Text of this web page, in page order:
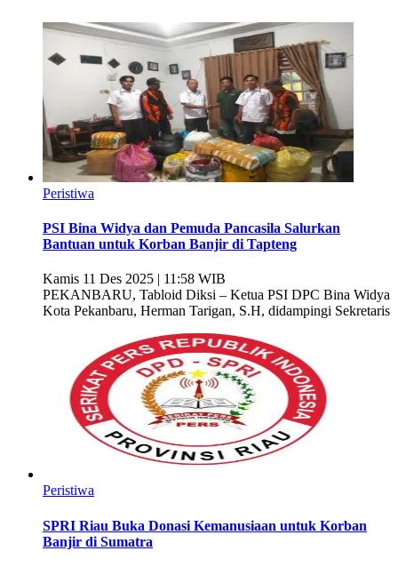
Peristiwa
PSI Bina Widya dan Pemuda Pancasila Salurkan
Bantuan untuk Korban Banjir di Tapteng
Kamis 11 Des 2025 | 11:58 WIB
PEKANBARU, Tabloid Diksi – Ketua PSI DPC Bina Widya
Kota Pekanbaru, Herman Tarigan, S.H, didampingi Sekretaris
Peristiwa
SPRI Riau Buka Donasi Kemanusiaan untuk Korban
Banjir di Sumatra